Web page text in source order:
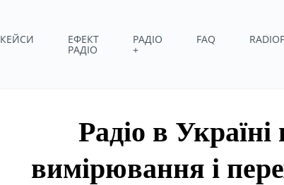
КЕЙСИ ЕФЕКТ
РАДІО
РАДІО
+
FAQ
Радіо в
вимірювання і